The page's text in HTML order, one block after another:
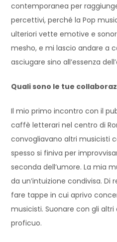
contemporanea per
percettivi, perché la Pop
ulteriori vette emotive e
mesho, e mi lascio andare a
asciugare sino all’essenza
Quali sono le tue
Il mio primo incontro con il
caffè letterari nel centro di
convogliavano altri musicisti
spesso si finiva per
seconda dell’umore. La mia
da un’intuizione condivisa.
fare tappe in cui aprivo
musicisti. Suonare con gli
proficuo.